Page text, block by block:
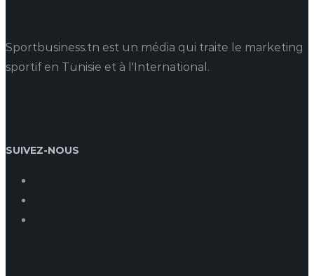
Sportbusiness.tn est un média qui traite le marketing
sportif en Tunisie et à l'International.
SUIVEZ-NOUS